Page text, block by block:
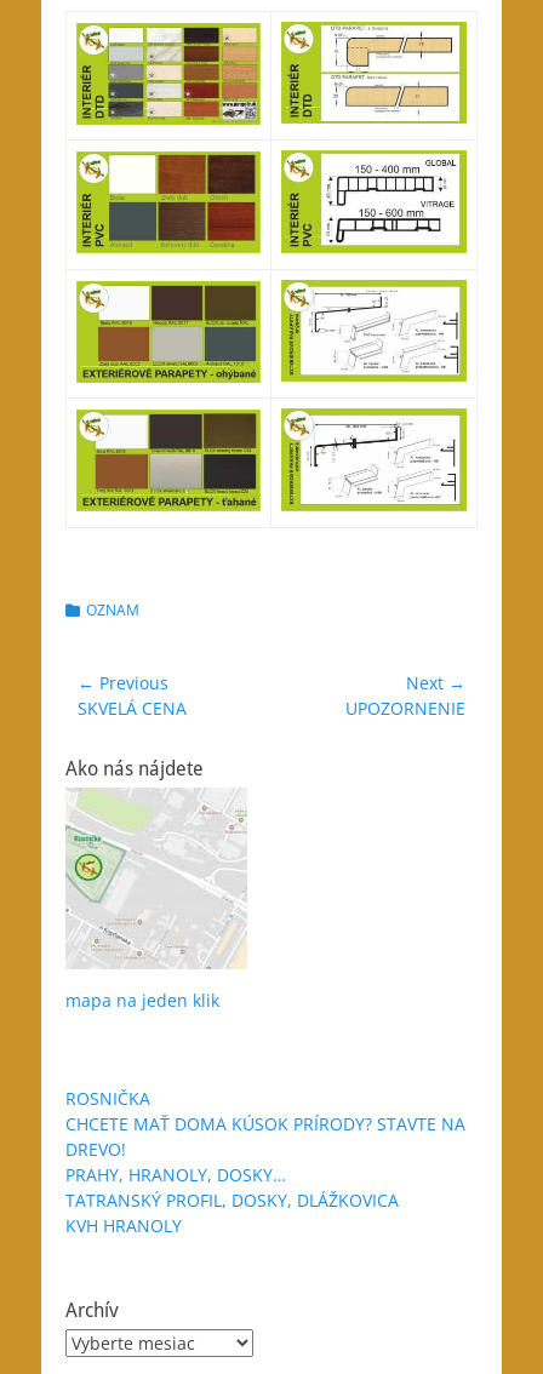
Categories
OZNAM
Navigácia
v
← Previous
Previous
SKVELÁ CENA
Next →
UPOZORNENIE
Ako nás nájdete
mapa na jeden klik
ROSNIČKA
CHCETE MAŤ DOMA KÚSOK PRÍRODY? STAVTE NA
DREVO!
PRAHY, HRANOLY, DOSKY…
TATRANSKÝ PROFIL, DOSKY, DLÁŽKOVICA
KVH HRANOLY
Archív
Archív